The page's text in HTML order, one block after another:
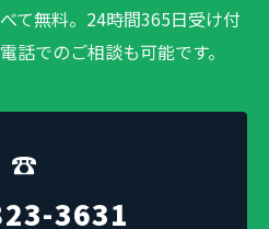
て無料。24時間365日受け付
話でのご相談も可能です。
☎
3631